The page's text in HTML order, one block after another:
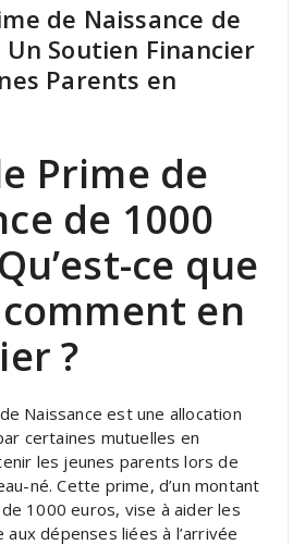
de Naissance de
Un Soutien Financier
Parents en
Prime de
de 1000
ce que
comment en
?
Naissance est une allocation
certaines mutuelles en
les jeunes parents lors de
né. Cette prime, d’un montant
1000 euros, vise à aider les
aux dépenses liées à l’arrivée